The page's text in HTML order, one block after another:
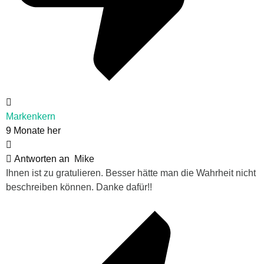
Markenkern
9 Monate her
Antworten an
Mike
Ihnen ist zu gratulieren. Besser hätte man die Wahrheit nicht
beschreiben können. Danke dafür!!